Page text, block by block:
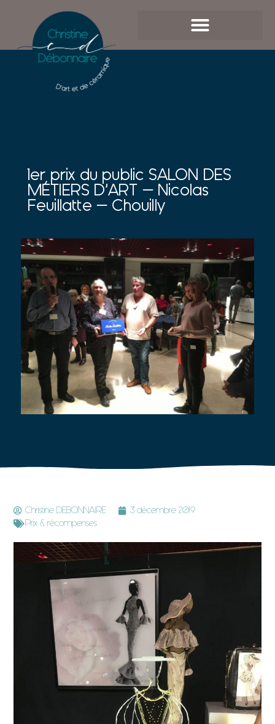
1er prix du public SALON DES
MÉTIERS D’ART – Nicolas
Feuillatte – Chouilly
Christine DEBONNAIRE
3 décembre 2019
Prix & récompenses